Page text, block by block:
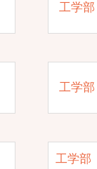
工学
工学
工学部